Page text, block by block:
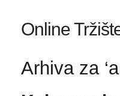
Online
Arhiva za